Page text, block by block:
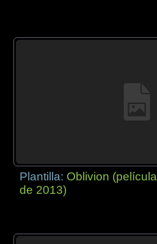
Plantilla: Oblivion (película
de 2013)